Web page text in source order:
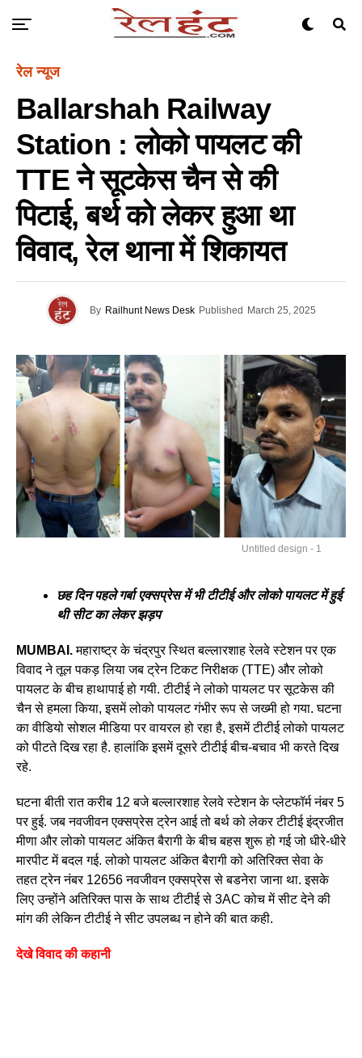
रेल न्यूज
Ballarshah Railway
Station : लोको पायलट की
TTE ने सूटकेस चैन से की
पिटाई, बर्थ को लेकर हुआ था
विवाद, रेल थाना में शिकायत
By Railhunt News Desk Published March 25, 2025
Untitled design - 1
छह दिन पहले गर्बा एक्सप्रेस में भी टीटीई और लोको पायलट में हुई
थी सीट का लेकर झड़प
MUMBAI.महाराष्ट्र के चंद्रपुर स्थित बल्लारशाह रेलवे स्टेशन पर एक
विवाद ने तूल पकड़ लिया जब ट्रेन टिकट निरीक्षक (TTE) और लोको
पायलट के बीच हाथापाई हो गयी. टीटीई ने लोको पायलट पर सूटकेस की
चैन से हमला किया, इसमें लोको पायलट गंभीर रूप से जख्मी हो गया. घटना
का वीडियो सोशल मीडिया पर वायरल हो रहा है, इसमें टीटीई लोको पायलट
को पीटते दिख रहा है. हालांकि इसमें दूसरे टीटीई बीच-बचाव भी करते दिख
रहे.
घटना बीती रात करीब 12 बजे बल्लारशाह रेलवे स्टेशन के प्लेटफॉर्म नंबर 5
पर हुई. जब नवजीवन एक्सप्रेस ट्रेन आई तो बर्थ को लेकर टीटीई इंद्रजीत
मीणा और लोको पायलट अंकित बैरागी के बीच बहस शुरू हो गई जो धीरे-धीरे
मारपीट में बदल गई. लोको पायलट अंकित बैरागी को अतिरिक्त सेवा के
तहत ट्रेन नंबर 12656 नवजीवन एक्सप्रेस से बडनेरा जाना था. इसके
लिए उन्होंने अतिरिक्त पास के साथ टीटीई से 3AC कोच में सीट देने की
मांग की लेकिन टीटीई ने सीट उपलब्ध न होने की बात कही.
देखे विवाद की कहानी